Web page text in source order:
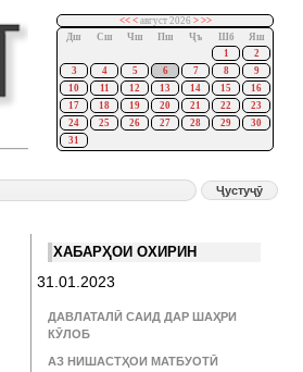
<< <август 2026 > >>
Дш
Сш Чш Пш Ҷъ Шб
Яш
1
2
3
4 5 6 7 8
9
10
11 12 13 14 15
16
17
18 19 20 21 22
23
24
25 26 27 28 29
30
31
ХАБАРҲОИ ОХИРИН
31.01.2023
ДАВЛАТАЛӢ САИД ДАР ШАҲРИ
КӮЛОБ
АЗ НИШАСТҲОИ МАТБУОТӢ